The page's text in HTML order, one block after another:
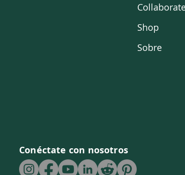
Shop
Sobre
Conéctate con nosotros